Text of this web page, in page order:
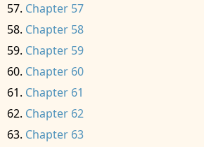
Chapter 57
Chapter 58
Chapter 59
Chapter 60
Chapter 61
Chapter 62
Chapter 63